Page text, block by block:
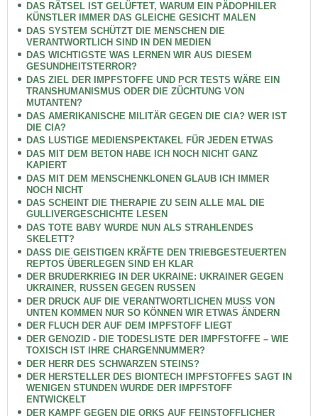
DAS RÄTSEL IST GELÜFTET, WARUM EIN PÄDOPHILER
KÜNSTLER IMMER DAS GLEICHE GESICHT MALEN
DAS SYSTEM SCHÜTZT DIE MENSCHEN DIE
VERANTWORTLICH SIND IN DEN MEDIEN
DAS WICHTIGSTE WAS LERNEN WIR AUS DIESEM
GESUNDHEITSTERROR?
DAS ZIEL DER IMPFSTOFFE UND PCR TESTS WÄRE EIN
TRANSHUMANISMUS ODER DIE ZÜCHTUNG VON
MUTANTEN?
DAS AMERIKANISCHE MILITÄR GEGEN DIE CIA? WER IST
DIE CIA?
DAS LUSTIGE MEDIENSPEKTAKEL FÜR JEDEN ETWAS
DAS MIT DEM BETON HABE ICH NOCH NICHT GANZ
KAPIERT
DAS MIT DEM MENSCHENKLONEN GLAUB ICH IMMER
NOCH NICHT
DAS SCHEINT DIE THERAPIE ZU SEIN ALLE MAL DIE
GULLIVERGESCHICHTE LESEN
DAS TOTE BABY WURDE NUN ALS STRAHLENDES
SKELETT?
DASS DIE GEISTIGEN KRÄFTE DEN TRIEBGESTEUERTEN
REPTOS ÜBERLEGEN SIND EH KLAR
DER BRUDERKRIEG IN DER UKRAINE: UKRAINER GEGEN
UKRAINER, RUSSEN GEGEN RUSSEN
DER DRUCK AUF DIE VERANTWORTLICHEN MUSS VON
UNTEN KOMMEN NUR SO KÖNNEN WIR ETWAS ÄNDERN
DER FLUCH DER AUF DEM IMPFSTOFF LIEGT
DER GENOZID - DIE TODESLISTE DER IMPFSTOFFE – WIE
TOXISCH IST IHRE CHARGENNUMMER?
DER HERR DES SCHWARZEN STEINS?
DER HERSTELLER DES BIONTECH IMPFSTOFFES SAGT IN
WENIGEN STUNDEN WURDE DER IMPFSTOFF
ENTWICKELT
DER KAMPF GEGEN DIE ORKS AUF FEINSTOFFLICHER